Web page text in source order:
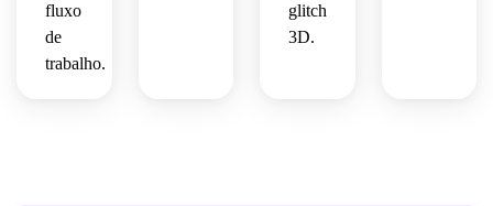
fluxo
de
trabalho.
glitch
3D.